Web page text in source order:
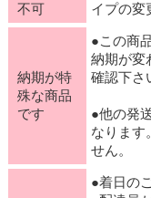
不可
イプの変
納期が特
殊な商品
です
●この商
納期が変
確認下さ
●他の発
なります
せん。
●着日の